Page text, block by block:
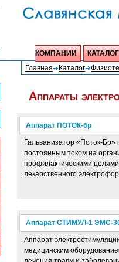
КОМПАНИИ КАТАЛОГ
Главная Каталог
Аппараты
Аппарат ПОТОК-бр
Гальванизатор «Поток-Бр»
постоянным током на
профилактическими
лекарственного
Аппарат СТИМУЛ-1 ЭМС-
Аппарат
медицинским